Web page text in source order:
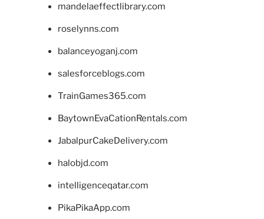
mandelaeffectlibrary.com
roselynns.com
balanceyoganj.com
salesforceblogs.com
TrainGames365.com
BaytownEvaCationRentals.com
JabalpurCakeDelivery.com
halobjd.com
intelligenceqatar.com
PikaPikaApp.com